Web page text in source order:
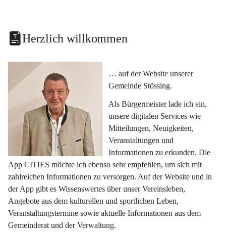
Herzlich willkommen
… auf der Website unserer
Gemeinde Stössing.
Als Bürgermeister lade ich ein,
unsere digitalen Services wie
Mitteilungen, Neuigkeiten,
Veranstaltungen und
Informationen zu erkunden. Die
App CITIES möchte ich ebenso sehr empfehlen, um sich mit
zahlreichen Informationen zu versorgen. Auf der Website und in
der App gibt es Wissenswertes über unser Vereinsleben,
Angebote aus dem kulturellen und sportlichen Leben,
Veranstaltungstermine sowie aktuelle Informationen aus dem
Gemeinderat und der Verwaltung.